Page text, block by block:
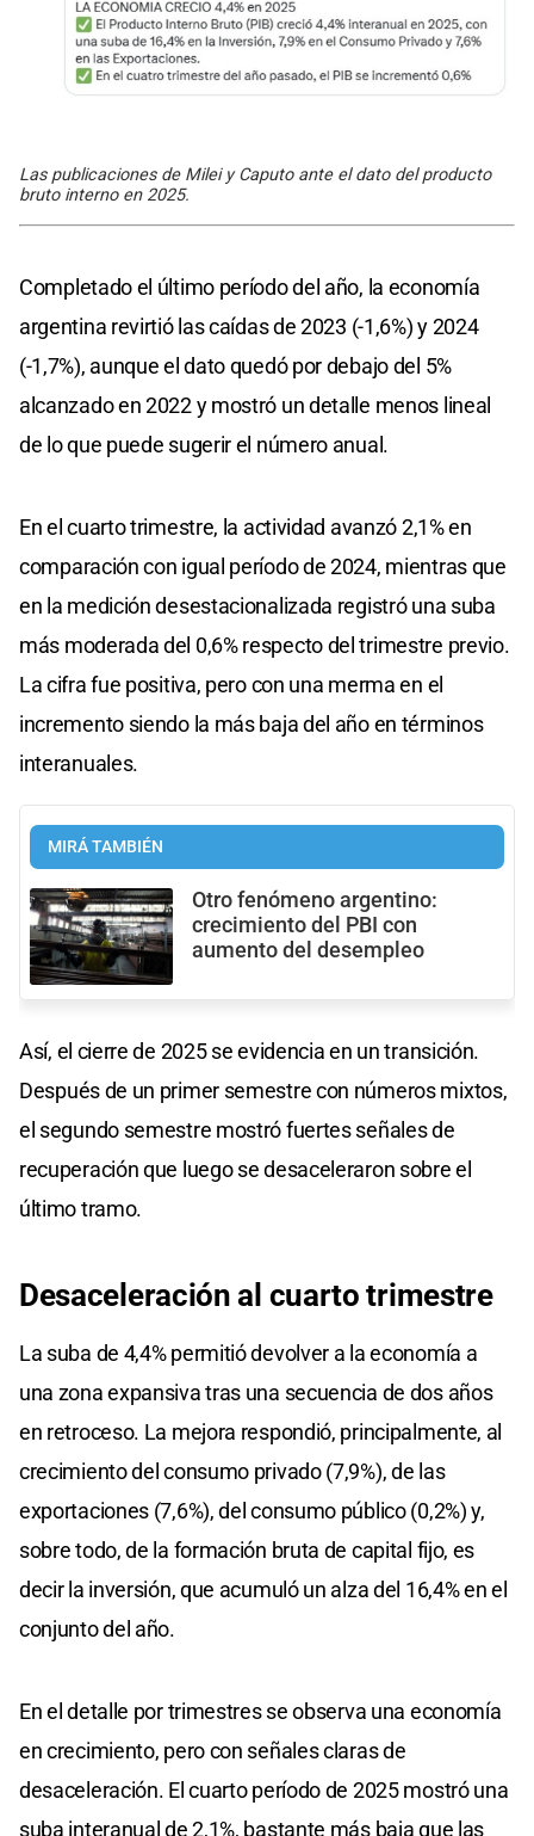
Las publicaciones de Milei y Caputo ante el dato del producto
bruto interno en 2025.
Completado el último período del año, la economía
argentina revirtió las caídas de 2023 (-1,6%) y 2024
(-1,7%), aunque el dato quedó por debajo del 5%
alcanzado en 2022 y mostró un detalle menos lineal
de lo que puede sugerir el número anual.
En el cuarto trimestre, la actividad avanzó 2,1% en
comparación con igual período de 2024, mientras que
en la medición desestacionalizada registró una suba
más moderada del 0,6% respecto del trimestre previo.
La cifra fue positiva, pero con una merma en el
incremento siendo la más baja del año en términos
interanuales.
MIRÁ TAMBIÉN
Otro fenómeno argentino:
crecimiento del PBI con
aumento del desempleo
Así, el cierre de 2025 se evidencia en un transición.
Después de un primer semestre con números mixtos,
el segundo semestre mostró fuertes señales de
recuperación que luego se desaceleraron sobre el
último tramo.
Desaceleración al cuarto trimestre
La suba de 4,4% permitió devolver a la economía a
una zona expansiva tras una secuencia de dos años
en retroceso. La mejora respondió, principalmente, al
crecimiento del consumo privado (7,9%), de las
exportaciones (7,6%), del consumo público (0,2%) y,
sobre todo, de la formación bruta de capital fijo, es
decir la inversión, que acumuló un alza del 16,4% en el
conjunto del año.
En el detalle por trimestres se observa una economía
en crecimiento, pero con señales claras de
desaceleración. El cuarto período de 2025 mostró una
suba interanual de 2,1%, bastante más baja que las